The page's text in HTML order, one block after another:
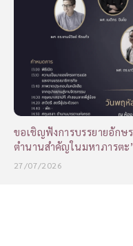
ขอเชิญฟังการบรรยายอักษ
ตำนานสำคัญในมหาภารตะ
27/07/2026